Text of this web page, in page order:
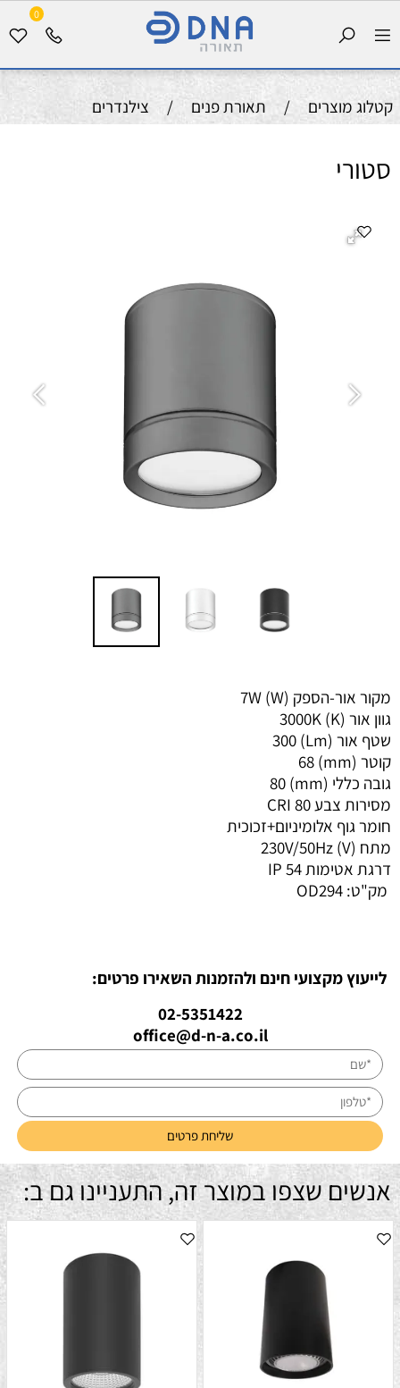
0
קטלוג מוצרים / תאורת פנים / צילנדרים
סטורי
מקור אור-הספק (W)
7W
גוון אור (K)
3000K
שטף אור (Lm)
300
קוטר (mm)
68
גובה כללי (mm)
80
מסירות צבע CRI80
חומר גוף אלומיניום+זכוכית
מתח (V)
230V/50Hz
דרגת אטימות IP54
מק"ט: OD294
לייעוץ מקצועי חינם ולהזמנות השאירו פרטים:
02-5351422
office@d-n-a.co.il
אנשים שצפו במוצר זה, התעניינו גם ב: